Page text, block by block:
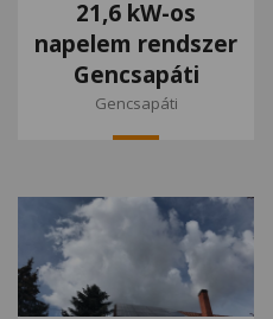
21,6 kW-os
napelem rendszer
Gencsapáti
Gencsapáti